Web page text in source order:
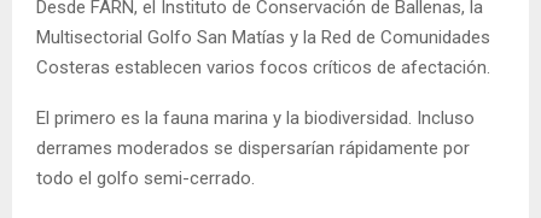
Desde FARN, el Instituto de Conservación de Ballenas, la
Multisectorial Golfo San Matías y la Red de Comunidades
Costeras establecen varios focos críticos de afectación.
El primero es la fauna marina y la biodiversidad. Incluso
derrames moderados se dispersarían rápidamente por
todo el golfo semi-cerrado.